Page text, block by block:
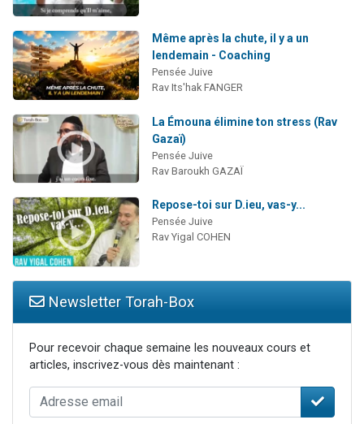
Même après la chute, il y a un
lendemain - Coaching
Pensée Juive
Rav Its'hak FANGER
La Émouna élimine ton stress (Rav
Gazaï)
Pensée Juive
Rav Baroukh GAZAÏ
Repose-toi sur D.ieu, vas-y...
Pensée Juive
Rav Yigal COHEN
Newsletter Torah-Box
Pour recevoir chaque semaine les nouveaux cours et
articles, inscrivez-vous dès maintenant :